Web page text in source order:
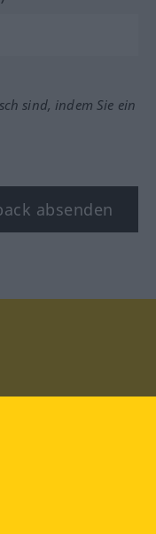
sind, indem Sie ein
absenden